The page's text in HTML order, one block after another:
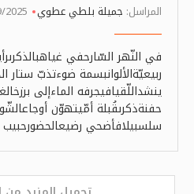
المراسل: جميلة بلطي عطوي 2025
في النّهر السّارحفي
ربيعيّةالألوانبسمة ضوءتذبّ ستار
ينشداللّقيافيجرفه الماءإلى
حفنةذكرىقُبلة أمّيتهوّن
سلسبيلافأضحي رضيعالحضورحبيب